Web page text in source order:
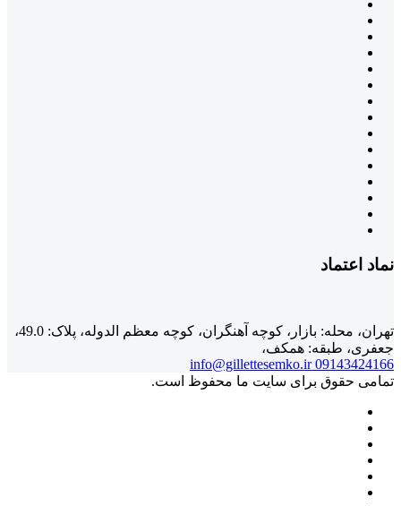
نماد اعتماد
تهران، محله: بازار، کوچه آهنگران، کوچه معظم الدوله، پلاک: 49.0،
جعفری، طبقه: همکف،
09143424166
info@gillettesemko.ir
تمامی حقوق برای سایت ما محفوظ است.